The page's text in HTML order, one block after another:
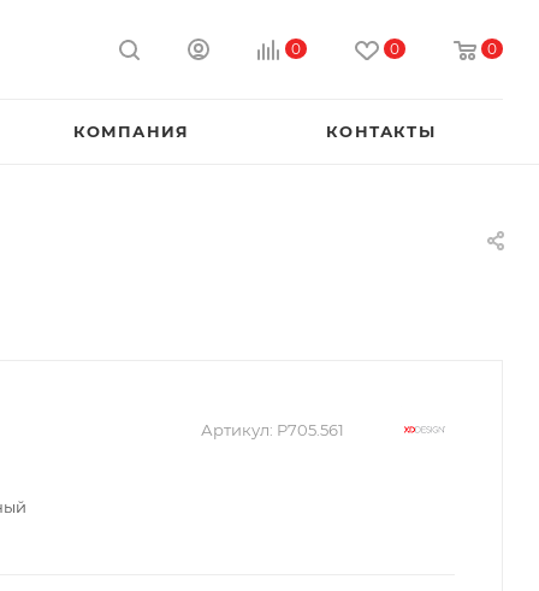
0 0 0
КОМПАНИЯ КОНТАКТЫ
Артикул: P705.561